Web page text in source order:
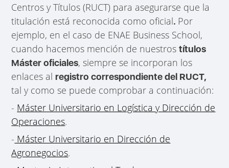
Centros y Títulos (RUCT) para asegurarse que la
titulación está reconocida como oficial. Por
ejemplo, en el caso de ENAE Business School,
cuando hacemos mención de nuestrostítulos
Máster oficiales, siempre se incorporan los
enlaces alregistro correspondiente del RUCT,
tal y como se puede comprobar a continuación:
- Máster Universitario en Logística y Dirección de
Operaciones.
- Máster Universitario en Dirección de
Agronegocios.